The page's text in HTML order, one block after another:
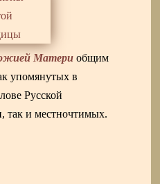
Матери общим
упомянутых в
Русской
так и местночтимых.